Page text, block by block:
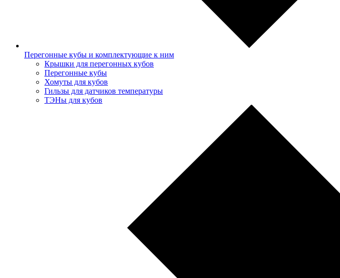
Перегонные кубы и комплектующие к ним
Крышки для перегонных кубов
Перегонные кубы
Хомуты для кубов
Гильзы для датчиков температуры
ТЭНы для кубов